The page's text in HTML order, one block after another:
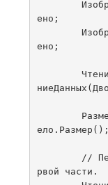
ено;
ено;
ело.Размер();
рвой части.